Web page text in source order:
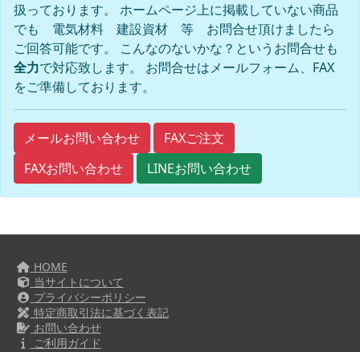
扱っております。 ホームページ上に掲載していない商品
でも 電気材料 建設資材 等 お問合せ頂けましたら
ご回答可能です。 こんなのないかな？というお問合せも
全力で対応致します。 お問合せはメールフォーム、FAX
をご準備しております。
メールお問い合わせ
FAXご注文
FAXお問い合わせ
LINEお問い合わせ
HOME
当サイトについて
プライバシーポリシー
特定商取引法に基づく表記
お問い合わせ
ご利用ガイド